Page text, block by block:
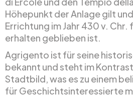
Höhepunkt der Anlage gilt
Errichtung im Jahr 430 v.
erhalten geblieben ist.
Agrigento ist für seine
bekannt und steht im
Stadtbild, was es zu einem
für Geschichtsinteressierte